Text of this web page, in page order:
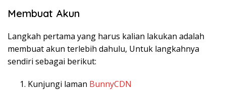
Membuat Akun
Langkah pertama yang harus kalian lakukan adalah
membuat akun terlebih dahulu, Untuk langkahnya
sendiri sebagai berikut:
Kunjungi laman BunnyCDN